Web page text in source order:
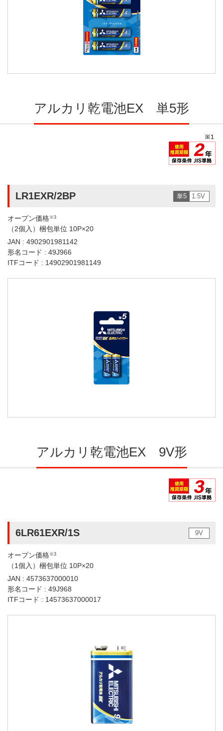
アルカリ乾電池EX 単5形
LR1EXR/2BP 単5 1.5V
オープン価格※3
（2個入）梱包単位 10P×20
JAN : 4902901981142
形名コード : 49J966
ITFコード : 14902901981149
アルカリ乾電池EX 9V形
6LR61EXR/1S 9V
オープン価格※3
（1個入）梱包単位 10P×20
JAN : 4573637000010
形名コード : 49J968
ITFコード : 14573637000017